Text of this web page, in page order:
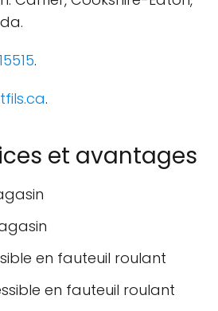
.
.
et avantages
en fauteuil roulant
en fauteuil roulant